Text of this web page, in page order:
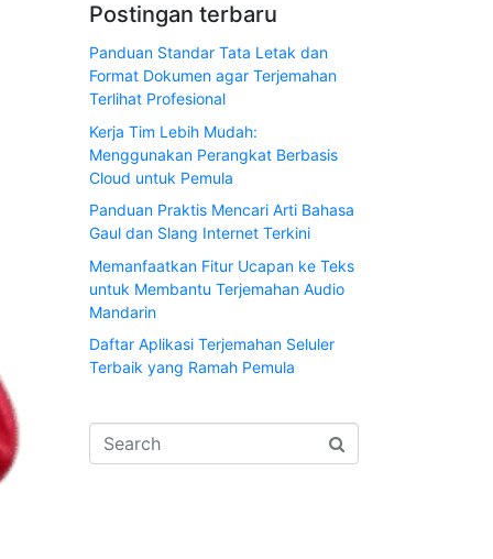
Postingan terbaru
Panduan Standar Tata Letak dan
Format Dokumen agar Terjemahan
Terlihat Profesional
Kerja Tim Lebih Mudah:
Menggunakan Perangkat Berbasis
Cloud untuk Pemula
Panduan Praktis Mencari Arti Bahasa
Gaul dan Slang Internet Terkini
Memanfaatkan Fitur Ucapan ke Teks
untuk Membantu Terjemahan Audio
Mandarin
Daftar Aplikasi Terjemahan Seluler
Terbaik yang Ramah Pemula